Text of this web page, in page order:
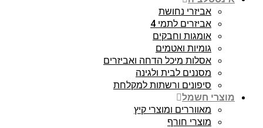
אביזרי נחושת
אביזרים לתמי 4
אומגות וחבקים
גומיות ואטמים
אסלות מיכל הדחה ואביזרים
מסננים לבית ולגינה
סיפונים ורשתות למקלחת
מוצרי חשמל
מאווררים ומוצרי קיץ
מוצרי חורף